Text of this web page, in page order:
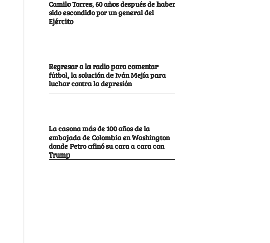
Camilo Torres, 60 años después de haber
sido escondido por un general del
Ejército
Regresar a la radio para comentar
fútbol, la solución de Iván Mejía para
luchar contra la depresión
La casona más de 100 años de la
embajada de Colombia en Washington
donde Petro afinó su cara a cara con
Trump